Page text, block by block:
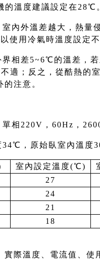
溫度建議設定在28℃
內外溫差越大，熱
使用冷氣時溫度設定
相差5~6℃的溫差，
適；反之，從酷熱的
注意。
相220V，60Hz，
，原始臥室內溫度
室內設定溫度(℃)
27
24
21
18
際溫度、電流值、使